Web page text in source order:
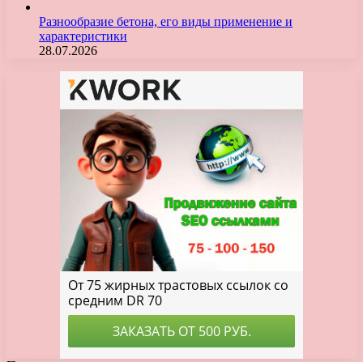
Разнообразие бетона, его виды применение и
характеристики
28.07.2026